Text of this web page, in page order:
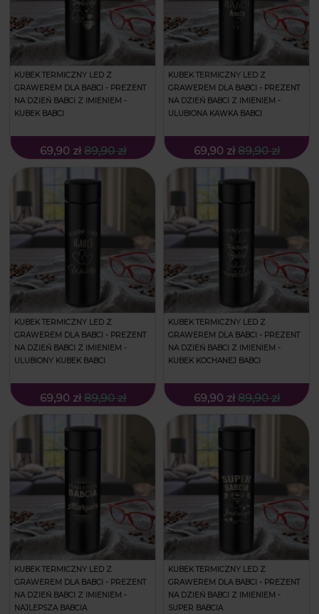
KUBEK TERMICZNY LED Z
GRAWEREM DLA BABCI - PREZENT
NA DZIEŃ BABCI Z IMIENIEM -
KUBEK BABCI
69,90 zł 89,90 zł
KUBEK TERMICZNY LED Z
GRAWEREM DLA BABCI - PREZENT
NA DZIEŃ BABCI Z IMIENIEM -
ULUBIONA KAWKA BABCI
69,90 zł 89,90 zł
KUBEK TERMICZNY LED Z
GRAWEREM DLA BABCI - PREZENT
NA DZIEŃ BABCI Z IMIENIEM -
ULUBIONY KUBEK BABCI
69,90 zł 89,90 zł
KUBEK TERMICZNY LED Z
GRAWEREM DLA BABCI - PREZENT
NA DZIEŃ BABCI Z IMIENIEM -
KUBEK KOCHANEJ BABCI
69,90 zł 89,90 zł
KUBEK TERMICZNY LED Z
GRAWEREM DLA BABCI - PREZENT
NA DZIEŃ BABCI Z IMIENIEM -
NAJLEPSZA BABCIA
KUBEK TERMICZNY LED Z
GRAWEREM DLA BABCI - PREZENT
NA DZIEŃ BABCI Z IMIENIEM -
SUPER BABCIA